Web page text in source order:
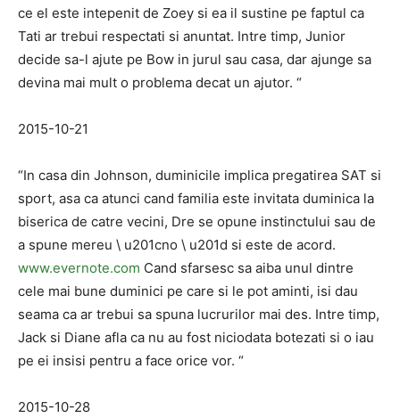
ce el este intepenit de Zoey si ea il sustine pe faptul ca
Tati ar trebui respectati si anuntat. Intre timp, Junior
decide sa-l ajute pe Bow in jurul sau casa, dar ajunge sa
devina mai mult o problema decat un ajutor. “
2015-10-21
“In casa din Johnson, duminicile implica pregatirea SAT si
sport, asa ca atunci cand familia este invitata duminica la
biserica de catre vecini, Dre se opune instinctului sau de
a spune mereu \ u201cno \ u201d si este de acord.
www.evernote.com Cand sfarsesc sa aiba unul dintre
cele mai bune duminici pe care si le pot aminti, isi dau
seama ca ar trebui sa spuna lucrurilor mai des. Intre timp,
Jack si Diane afla ca nu au fost niciodata botezati si o iau
pe ei insisi pentru a face orice vor. “
2015-10-28